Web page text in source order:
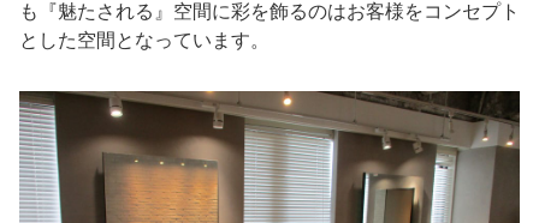
も『魅たされる』空間に彩を飾るのはお客様をコンセプト
とした空間となっています。